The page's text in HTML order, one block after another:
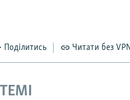
Поділитись Читати без